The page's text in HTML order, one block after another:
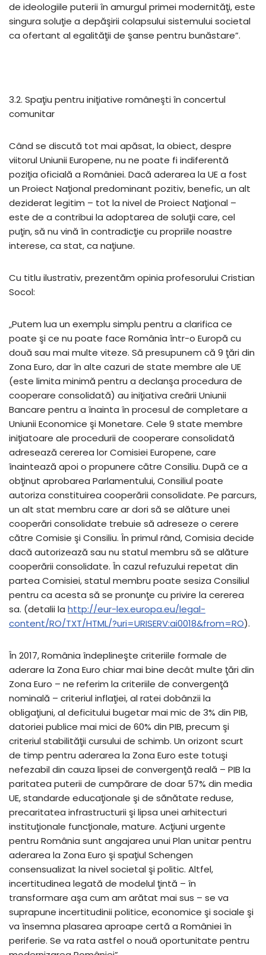
de ideologiile puterii în amurgul primei modernităţi, este
singura soluţie a depăşirii colapsului sistemului societal
ca ofertant al egalităţii de şanse pentru bunăstare”.
3.2. Spaţiu pentru iniţiative româneşti în concertul
comunitar
Când se discută tot mai apăsat, la obiect, despre
viitorul Uniunii Europene, nu ne poate fi indiferentă
poziţia oficială a României. Dacă aderarea la UE a fost
un Proiect Naţional predominant pozitiv, benefic, un alt
deziderat legitim – tot la nivel de Proiect Naţional –
este de a contribui la adoptarea de soluţii care, cel
puţin, să nu vină în contradicţie cu propriile noastre
interese, ca stat, ca naţiune.
Cu titlu ilustrativ, prezentăm opinia profesorului Cristian
Socol:
„Putem lua un exemplu simplu pentru a clarifica ce
poate şi ce nu poate face România într-o Europă cu
două sau mai multe viteze. Să presupunem că 9 ţări din
Zona Euro, dar în alte cazuri de state membre ale UE
(este limita minimă pentru a declanşa procedura de
cooperare consolidată) au iniţiativa creării Uniunii
Bancare pentru a înainta în procesul de completare a
Uniunii Economice şi Monetare. Cele 9 state membre
iniţiatoare ale procedurii de cooperare consolidată
adresează cererea lor Comisiei Europene, care
înaintează apoi o propunere către Consiliu. După ce a
obţinut aprobarea Parlamentului, Consiliul poate
autoriza constituirea cooperării consolidate. Pe parcurs,
un alt stat membru care ar dori să se alăture unei
cooperări consolidate trebuie să adreseze o cerere
către Comisie şi Consiliu. În primul rând, Comisia decide
dacă autorizează sau nu statul membru să se alăture
cooperării consolidate. În cazul refuzului repetat din
partea Comisiei, statul membru poate sesiza Consiliul
pentru ca acesta să se pronunţe cu privire la cererea
sa. (detalii la http://eur-lex.europa.eu/legal-
content/RO/TXT/HTML/?uri=URISERV:ai0018&from=RO).
În 2017, România îndeplineşte criteriile formale de
aderare la Zona Euro chiar mai bine decât multe ţări din
Zona Euro – ne referim la criteriile de convergenţă
nominală – criteriul inflaţiei, al ratei dobânzii la
obligaţiuni, al deficitului bugetar mai mic de 3% din PIB,
datoriei publice mai mici de 60% din PIB, precum şi
criteriul stabilităţii cursului de schimb. Un orizont scurt
de timp pentru aderarea la Zona Euro este totuşi
nefezabil din cauza lipsei de convergenţă reală – PIB la
paritatea puterii de cumpărare de doar 57% din media
UE, standarde educaţionale şi de sănătate reduse,
precaritatea infrastructurii şi lipsa unei arhitecturi
instituţionale funcţionale, mature. Acţiuni urgente
pentru România sunt angajarea unui Plan unitar pentru
aderarea la Zona Euro şi spaţiul Schengen
consensualizat la nivel societal şi politic. Altfel,
incertitudinea legată de modelul ţintă – în
transformare aşa cum am arătat mai sus – se va
suprapune incertitudinii politice, economice şi sociale şi
va însemna plasarea aproape certă a României în
periferie. Se va rata astfel o nouă oportunitate pentru